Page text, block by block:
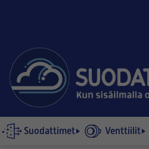
Suodattimet Venttiilit